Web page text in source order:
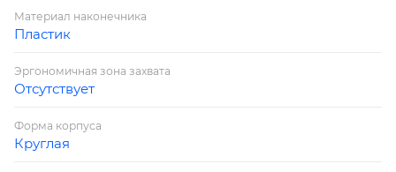
Материал наконечника
Пластик
Эргономичная зона захвата
Отсутствует
Форма корпуса
Круглая